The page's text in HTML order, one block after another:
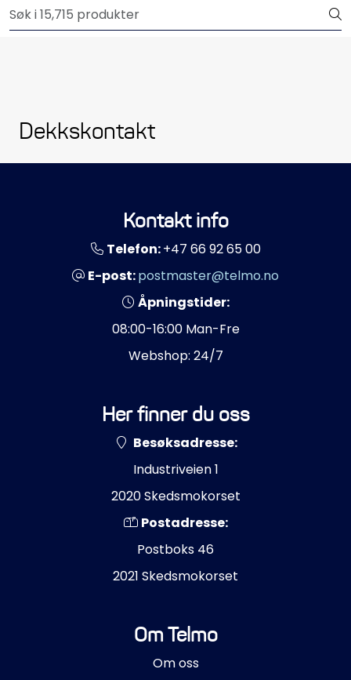
Skip to main content
Dekkskontakt
Kontakt info
Telefon:+47 66 92 65 00
E-post:postmaster@telmo.no
Åpningstider:
08:00-16:00 Man-Fre
Webshop: 24/7
Her finner du oss
Besøksadresse:
Industriveien 1
2020 Skedsmokorset
Postadresse:
Postboks 46
2021 Skedsmokorset
Om Telmo
Om oss
Motordelsvelger/SONAR